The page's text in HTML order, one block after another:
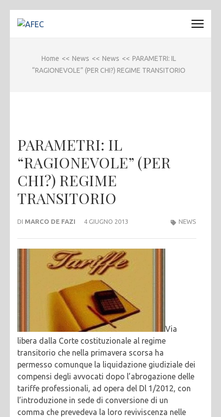
Home << News << News << PARAMETRI: IL
“RAGIONEVOLE” (PER CHI?) REGIME TRANSITORIO
PARAMETRI: IL
“RAGIONEVOLE” (PER
CHI?) REGIME
TRANSITORIO
DI MARCO DE FAZI 4 GIUGNO 2013 NEWS
Via
libera dalla Corte costituzionale al regime
transitorio che nella primavera scorsa ha
permesso comunque la liquidazione giudiziale dei
compensi degli avvocati dopo l’abrogazione delle
tariffe professionali, ad opera del Dl 1/2012, con
l’introduzione in sede di conversione di un
comma che prevedeva la loro reviviscenza nelle